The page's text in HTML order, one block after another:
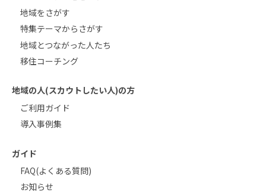
地域をさがす
特集テーマからさがす
地域とつながった人たち
移住コーチング
地域の人(スカウトしたい人)の方
ご利用ガイド
導入事例集
ガイド
FAQ(よくある質問)
お知らせ